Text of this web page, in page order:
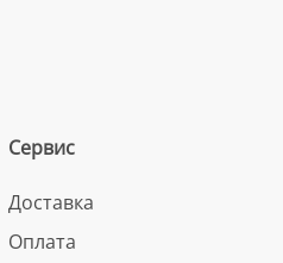
Сервис
Доставка
Оплата